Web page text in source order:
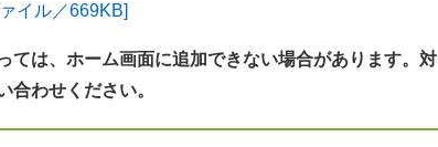
イル／669KB]
は、ホーム画面に追加できない場合があります。対
合わせください。